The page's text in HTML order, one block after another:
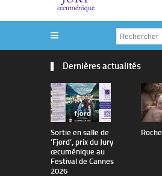
Dernières actualités
Sortie en salle de
’Fjord’, prix du Jury
œcuménique au
Festival de Cannes
2026